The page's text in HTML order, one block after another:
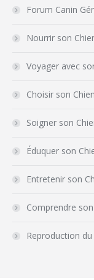
Forum Canin
Nourrir son
Voyager avec
Choisir son Chien
Soigner son
Éduquer son
Entretenir son
Comprendre
Reproduction du